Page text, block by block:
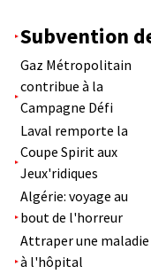
Subvention
Gaz Métropolitain
contribue à la
Campagne Défi
Laval remporte la
Coupe Spirit aux
Jeux'ridiques
Algérie: voyage au
bout de l'horreur
Attraper une maladie
à l'hôpital